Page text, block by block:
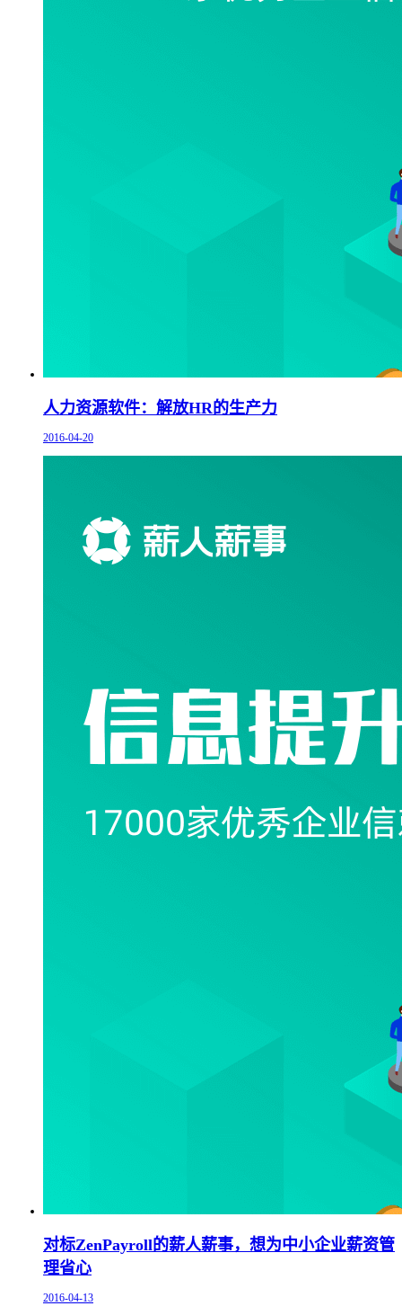
人力资源软件：解放HR的生产力
2016-04-20
对标ZenPayroll的薪人薪事，想为中小企业薪资管
理省心
2016-04-13